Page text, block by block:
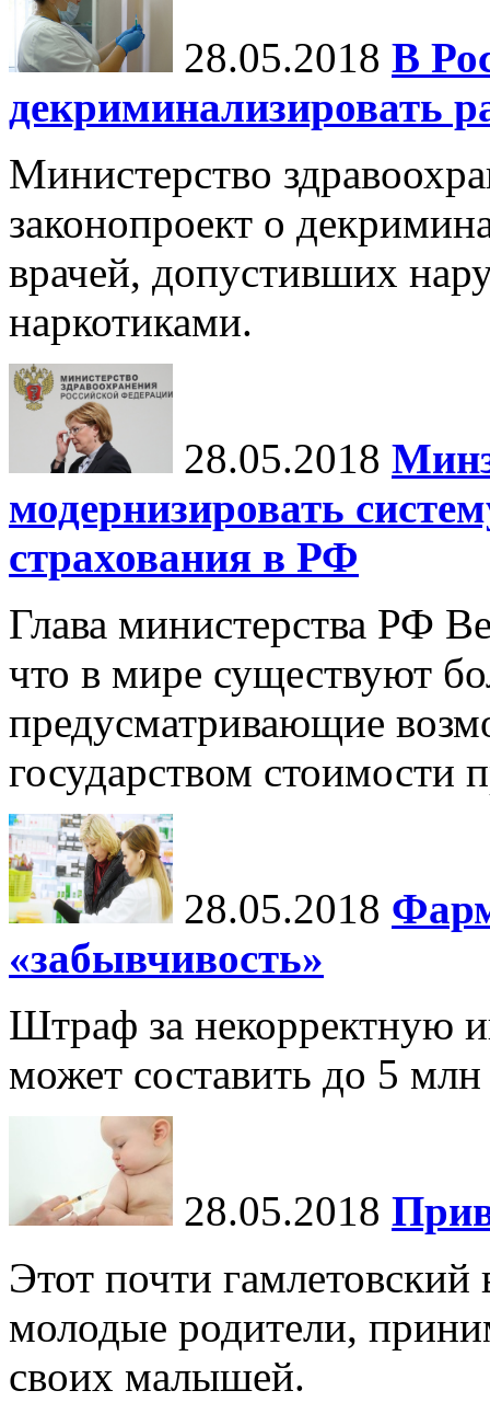
28.05.2018 В
декриминализировать
Министерство
законопроект о
врачей, допустивших
наркотиками.
28.05.2018
модернизировать
страхования в РФ
Глава министерства РФ
что в мире существуют
предусматривающие
государством стоимости
28.05.2018
«забывчивость»
Штраф за некорректную
может составить до 5 млн
28.05.2018
Этот почти
молодые родители,
своих малышей.